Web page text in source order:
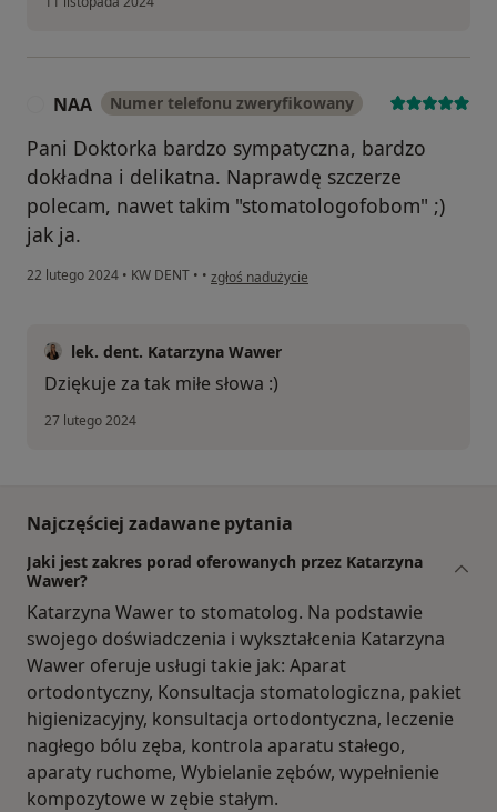
NAA Numer telefonu zweryfikowany
Pani Doktorka bardzo sympatyczna, bardzo
dokładna i delikatna. Naprawdę szczerze
polecam, nawet takim "stomatologofobom" ;)
jak ja.
22 lutego 2024 • KW DENT • • w opinii użytkownika NAA
zgłoś nadużycie
lek. dent. Katarzyna Wawer
Dziękuje za tak miłe słowa :)
27 lutego 2024
Najczęściej zadawane pytania
Jaki jest zakres porad oferowanych przez Katarzyna
Wawer?
Katarzyna Wawer to stomatolog. Na podstawie
swojego doświadczenia i wykształcenia Katarzyna
Wawer oferuje usługi takie jak: Aparat
ortodontyczny, Konsultacja stomatologiczna, pakiet
higienizacyjny, konsultacja ortodontyczna, leczenie
nagłego bólu zęba, kontrola aparatu stałego,
aparaty ruchome, Wybielanie zębów, wypełnienie
kompozytowe w zębie stałym.